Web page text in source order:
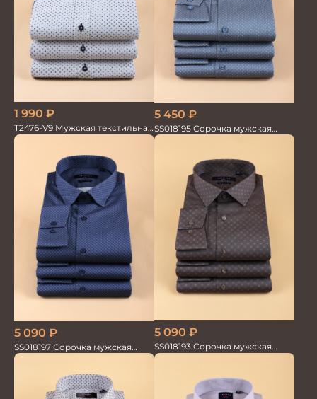
1 990 ₽
T2476-V9 Мужская текстильная
рубашка / Сорочка
5 450 ₽
SS018195 Сорочка мужская
GROSTYLE PRIME
5 090 ₽
SS018197 Сорочка мужская
GROSTYLE PRIME
5 090 ₽
SS018193 Сорочка мужская
GROSTYLE PRIME